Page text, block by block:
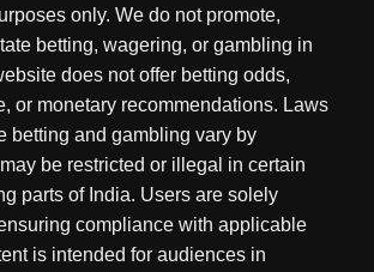
only. We do not promote,
betting, wagering, or gambling in
does not offer betting odds,
or monetary recommendations. Laws
betting and gambling vary by
be restricted or illegal in certain
parts of India. Users are solely
compliance with applicable
is intended for audiences in